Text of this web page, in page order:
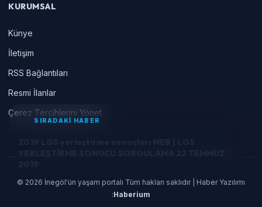
KURUMSAL
Künye
İletişim
RSS Bağlantıları
Resmi İlanlar
Çerez Tercihlerini Yönet
© 2026 İnegöl'ün yaşam portalı Tüm hakları saklıdır | Haber Yazılımı
:Haberium
SIRADAKİ HABER